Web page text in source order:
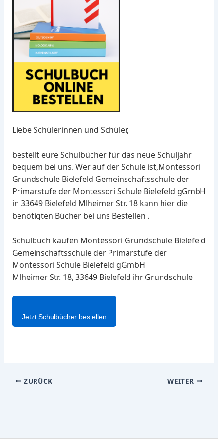
Liebe Schülerinnen und Schüler,
bestellt eure Schulbücher für das neue Schuljahr
bequem bei uns. Wer auf der Schule ist,Montessori
Grundschule Bielefeld Gemeinschaftsschule der
Primarstufe der Montessori Schule Bielefeld gGmbH
in 33649 Bielefeld Mlheimer Str. 18 kann hier die
benötigten Bücher bei uns Bestellen .
Schulbuch kaufen Montessori Grundschule Bielefeld
Gemeinschaftsschule der Primarstufe der
Montessori Schule Bielefeld gGmbH
Mlheimer Str. 18, 33649 Bielefeld ihr Grundschule
Jetzt Schulbücher bestellen
ZURÜCK WEITER